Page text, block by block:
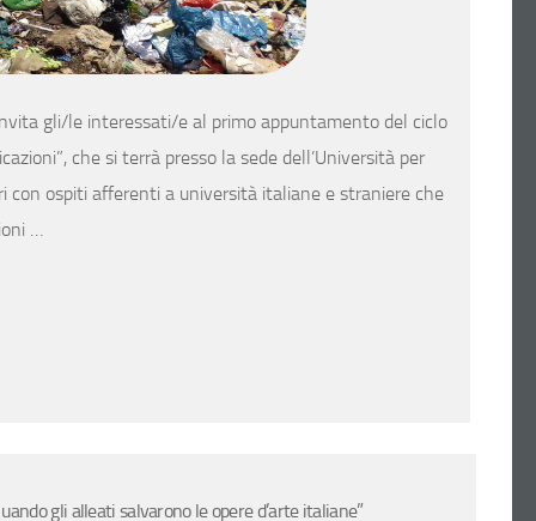
gli/le interessati/e al primo appuntamento del ciclo
che si terrà presso la sede dell’Università per
con ospiti afferenti a università italiane e straniere che
…
gli alleati salvarono le opere d’arte italiane”